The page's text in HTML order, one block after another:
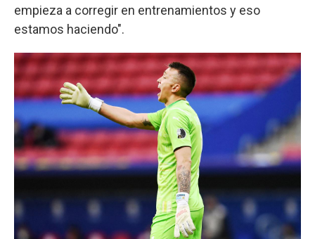
empieza a corregir en entrenamientos y eso
estamos haciendo".